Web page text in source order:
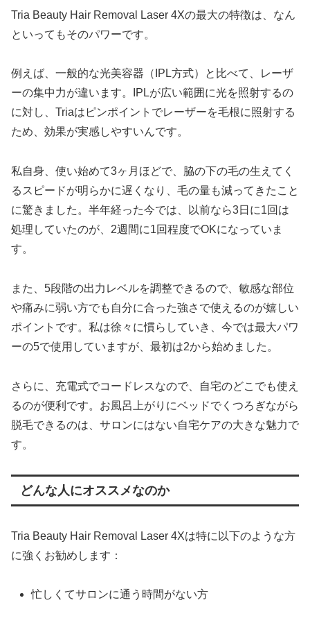
Tria Beauty Hair Removal Laser 4Xの最大の特徴は、なん
といってもそのパワーです。
例えば、一般的な光美容器（IPL方式）と比べて、レーザ
ーの集中力が違います。IPLが広い範囲に光を照射するの
に対し、Triaはピンポイントでレーザーを毛根に照射する
ため、効果が実感しやすいんです。
私自身、使い始めて3ヶ月ほどで、脇の下の毛の生えてく
るスピードが明らかに遅くなり、毛の量も減ってきたこと
に驚きました。半年経った今では、以前なら3日に1回は
処理していたのが、2週間に1回程度でOKになっていま
す。
また、5段階の出力レベルを調整できるので、敏感な部位
や痛みに弱い方でも自分に合った強さで使えるのが嬉しい
ポイントです。私は徐々に慣らしていき、今では最大パワ
ーの5で使用していますが、最初は2から始めました。
さらに、充電式でコードレスなので、自宅のどこでも使え
るのが便利です。お風呂上がりにベッドでくつろぎながら
脱毛できるのは、サロンにはない自宅ケアの大きな魅力で
す。
どんな人にオススメなのか
Tria Beauty Hair Removal Laser 4Xは特に以下のような方
に強くお勧めします：
忙しくてサロンに通う時間がない方